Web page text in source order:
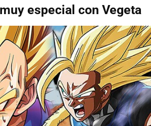
especial con Vegeta